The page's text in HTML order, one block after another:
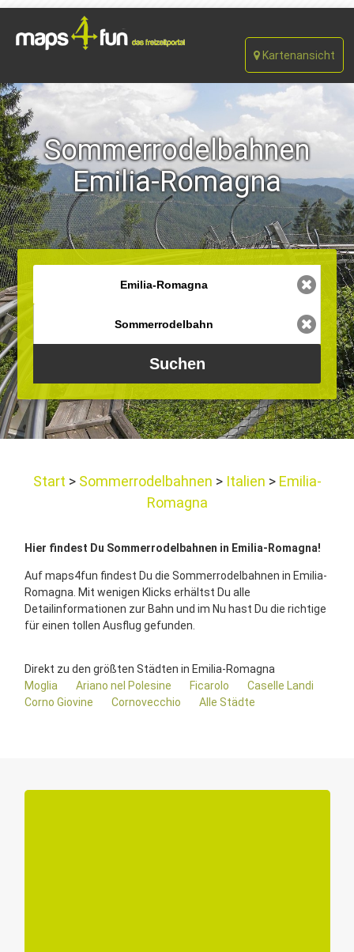
Kartenansicht
Sommerrodelbahnen
Emilia-Romagna
Start Sommerrodelbahnen Italien
Emilia-
Romagna
Hier findest Du Sommerrodelbahnen in Emilia-Romagna!
Auf maps4fun findest Du die Sommerrodelbahnen in Emilia-
Romagna. Mit wenigen Klicks erhältst Du alle
Detailinformationen zur Bahn und im Nu hast Du die richtige
für einen tollen Ausflug gefunden.
Direkt zu den größten Städten in Emilia-Romagna
Moglia
Ariano nel Polesine Ficarolo
Caselle Landi
Corno Giovine
Cornovecchio Alle Städte